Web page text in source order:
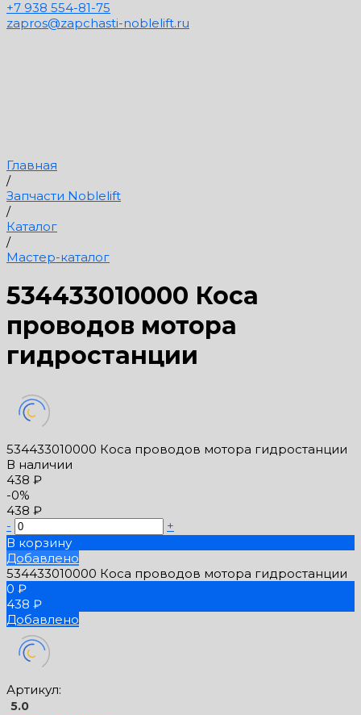
+7 938 554-81-75
zapros@zapchasti-noblelift.ru
Главная
/
Запчасти Noblelift
/
Каталог
/
Мастер-каталог
534433010000 Коса
проводов мотора
гидростанции
534433010000 Коса проводов мотора гидростанции
В наличии
438 ₽
-0%
438 ₽
-
+
В корзину
Добавлено
534433010000 Коса проводов мотора гидростанции
0 ₽
438 ₽
Добавлено
Артикул:
5.0